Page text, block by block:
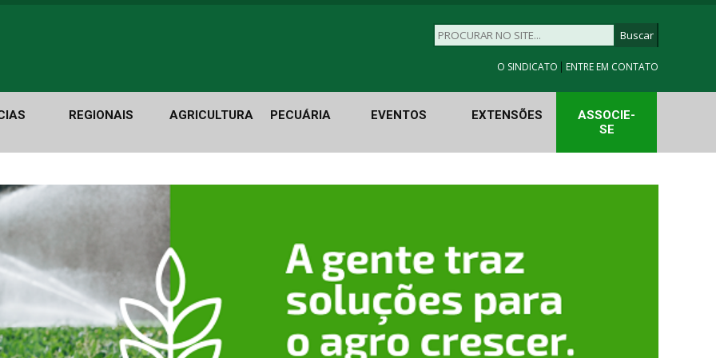
O SINDICATO | ENTRE EM CONTATO
REGIONAIS AGRICULTURA PECUÁRIA EVENTOS EXTENSÕES
ASSOCIE-
SE